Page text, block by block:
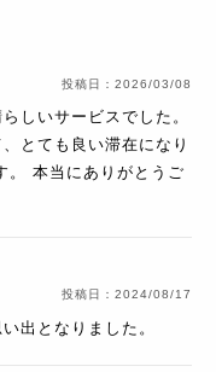
投稿日： 2026/03/08
しいサービスでした。
とても良い滞在になり
。 本当にありがとうご
投稿日： 2024/08/17
出となりました。